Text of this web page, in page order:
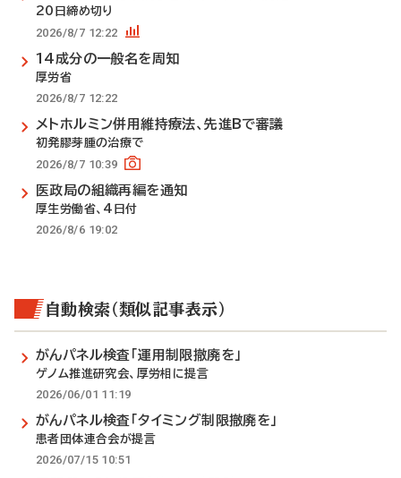
20日締め切り
2026/8/7 12:22
14成分の一般名を周知
厚労省
2026/8/7 12:22
メトホルミン併用維持療法、先進Bで審議
初発膠芽腫の治療で
2026/8/7 10:39
医政局の組織再編を通知
厚生労働省、4日付
2026/8/6 19:02
自動検索（類似記事表示）
がんパネル検査「運用制限撤廃を」
ゲノム推進研究会、厚労相に提言
2026/06/01 11:19
がんパネル検査「タイミング制限撤廃を」
患者団体連合会が提言
2026/07/15 10:51